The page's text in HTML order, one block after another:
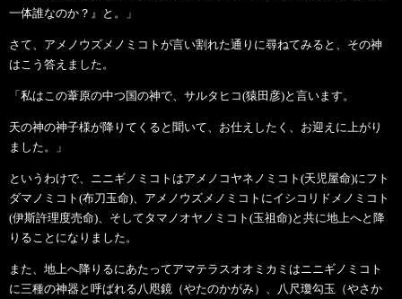
一体誰なのか？』と。」
さて、アメノウズメノミコトが言い割れた通りに尋ねてみると、その神
はこう答えました。
「私はこの葦原の中つ国の神で、サルタヒコ(猿田彦)と言います。
天の神の神子様が降りてくると聞いて、お仕えしたく、お迎えに上がり
ました。」
というわけで、ニニギノミコトはアメノコヤネノミコト(天児屋命)にフト
ダマノミコト(布刀玉命)、アメノウズメノミコトにイシコリドメノミコト
(伊斯許理度売命)、そしてタマノオヤノミコト(玉祖命)と共に地上へと降
りることになりました。
また、地上へ降りるにあたってアマテラスオオミカミはニニギノミコト
に三種の神器と呼ばれる八咫鏡（やたのかがみ）、八尺瓊勾玉（やさか